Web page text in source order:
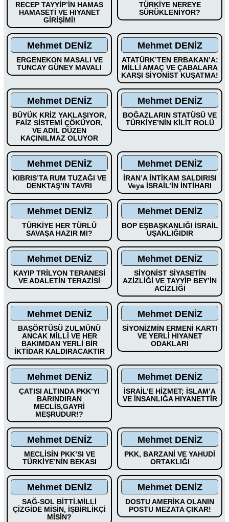
RECEP TAYYİP’İN HAMAS
HAMASETİ VE HIYANET
GİRİŞİMİ!
TÜRKİYE NEREYE
SÜRÜKLENİYOR?
Mehmet DENİZ
ERGENEKON MASALI VE
TUNCAY GÜNEY MAVALI
Mehmet DENİZ
ATATÜRK’TEN ERBAKAN’A:
MİLLİ AMAÇ VE ÇABALARA
KARŞI SİYONİST KUŞATMA!
Mehmet DENİZ
BÜYÜK KRİZ YAKLAŞIYOR,
FAİZ SİSTEMİ ÇÖKÜYOR,
VE ADİL DÜZEN
KAÇINILMAZ OLUYOR
Mehmet DENİZ
BOĞAZLARIN STATÜSÜ VE
TÜRKİYE’NİN KİLİT ROLÜ
Mehmet DENİZ
KIBRIS’TA RUM TUZAĞI VE
DENKTAŞ’IN TAVRI
Mehmet DENİZ
İRAN’A İNTİKAM SALDIRISI
Veya İSRAİL’İN İNTİHARI
Mehmet DENİZ
TÜRKİYE HER TÜRLÜ
SAVAŞA HAZIR MI?
Mehmet DENİZ
BOP EŞBAŞKANLIĞI İSRAİL
UŞAKLIĞIDIR
Mehmet DENİZ
KAYIP TRİLYON TERANESİ
VE ADALETİN TERAZİSİ
Mehmet DENİZ
SİYONİST SİYASETİN
AZİZLİĞİ VE TAYYİP BEY’İN
ACİZLİĞİ
Mehmet DENİZ
BAŞÖRTÜSÜ ZULMÜNÜ
ANCAK MİLLİ VE HER
BAKIMDAN YERLİ BİR
İKTİDAR KALDIRACAKTIR
Mehmet DENİZ
SİYONİZMİN ERMENİ KARTI
VE YERLİ HIYANET
ODAKLARI
Mehmet DENİZ
ÇATISI ALTINDA PKK’YI
BARINDIRAN
MECLİS,GAYRİ
MEŞRUDUR!?
Mehmet DENİZ
İSRAİL’E HİZMET; İSLAM’A
VE İNSANLIĞA HIYANETTİR
Mehmet DENİZ
MECLİSİN PKK’SI VE
TÜRKİYE’NİN BEKASI
Mehmet DENİZ
PKK, BARZANİ VE YAHUDİ
ORTAKLIĞI
Mehmet DENİZ
SAĞ-SOL BİTTİ.MİLLİ
ÇİZGİDE MİSİN, İŞBİRLİKÇİ
MİSİN?
Mehmet DENİZ
DOSTU AMERİKA OLANIN
POSTU MEZATA ÇIKAR!